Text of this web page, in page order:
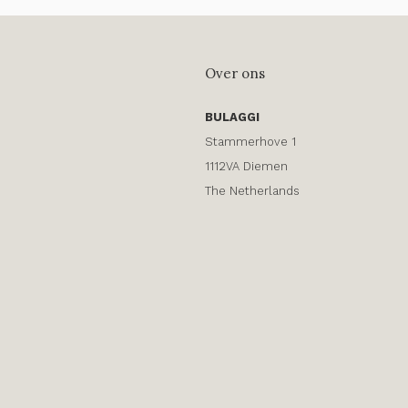
Over ons
BULAGGI
Stammerhove 1
1112VA Diemen
The Netherlands